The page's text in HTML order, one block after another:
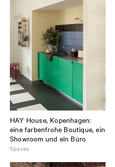
HAY House, Kopenhagen:
eine farbenfrohe Boutique, ein
Showroom und ein Büro
Spaces